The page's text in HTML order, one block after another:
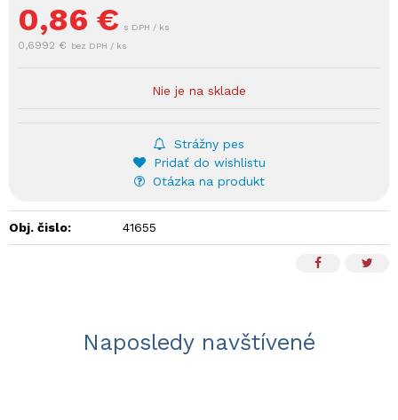
0,86 € s DPH / ks
0,6992 € bez DPH / ks
Nie je na sklade
Strážny pes
Pridať do wishlistu
Otázka na produkt
Obj. čislo: 41655
Naposledy navštívené